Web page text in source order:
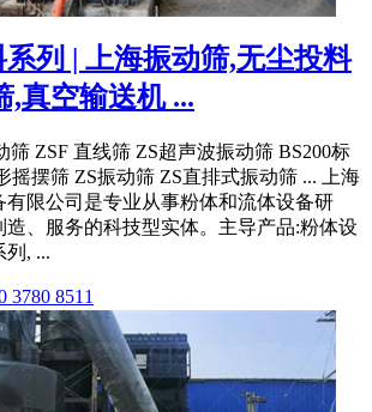
列 | 上海振动筛,无尘投料
,真空输送机 ...
筛 ZSF 直线筛 ZS超声波振动筛 BS200标
摇摆筛 ZS振动筛 ZS直排式振动筛 ... 上海
有限公司是专业从事粉体和流体设备研
造、服务的科技型实体。主导产品:粉体设
列, ...
3780 8511